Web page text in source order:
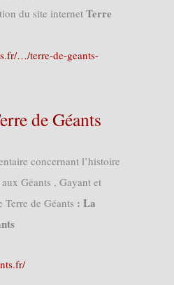
du site internet Terre
…/terre-de-geants-
de Géants
concernant l’histoire
Géants , Gayant et
de Géants : La